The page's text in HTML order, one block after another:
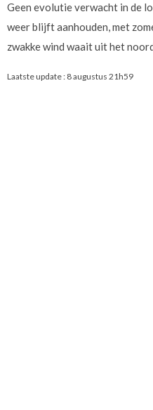
Geen evolutie verwacht in de
weer blijft aanhouden, met
zwakke wind waait uit het
Laatste update : 8 augustus 21h59